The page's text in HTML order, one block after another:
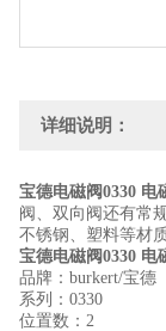
详细说明：
宝德电磁阀0330 电
阀、双向阀还有常
不锈钢、塑料等材
宝德电磁阀0330 电
品牌：burkert/宝德
系列：0330
位置数：2